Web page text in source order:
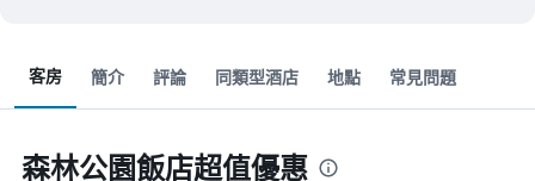
客房 簡介 評論 同類型酒店 地點 常見問題
森林公園飯店超值優惠